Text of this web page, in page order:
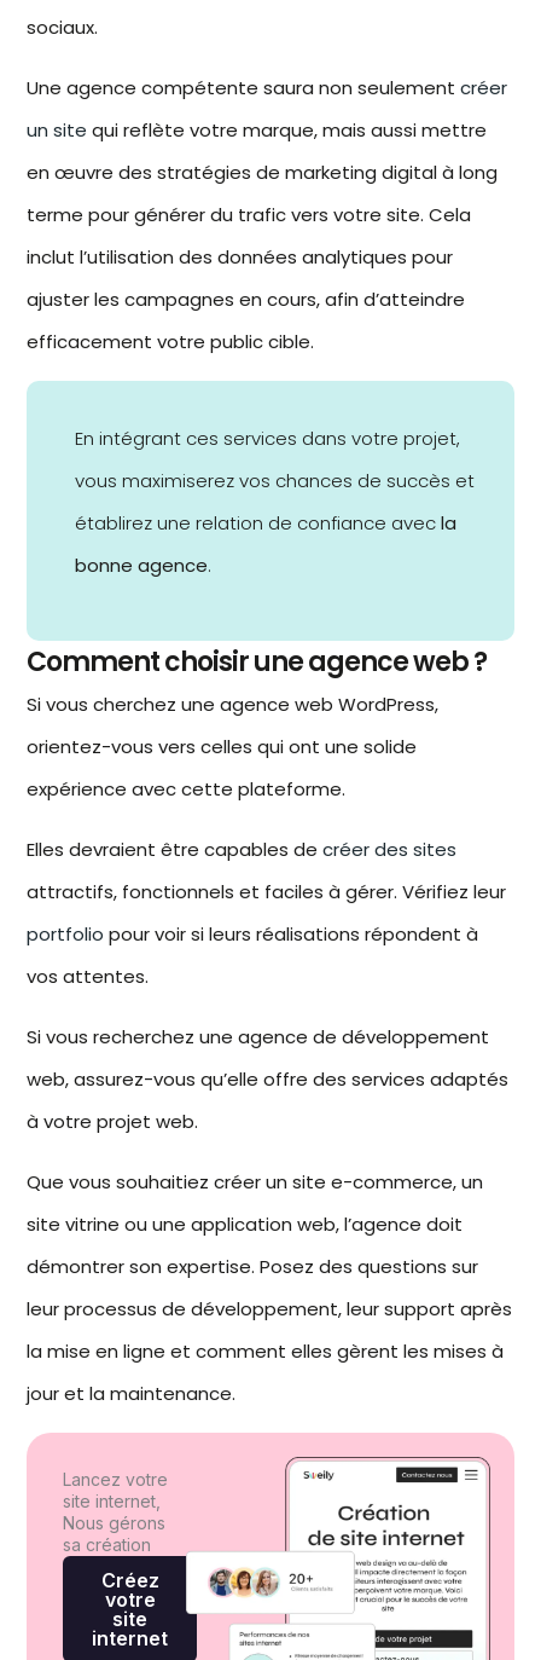
sociaux.
Une agence compétente saura non seulementcréer
un site qui reflète votre marque, mais aussi mettre
en œuvre des stratégies de marketing digital àlong
terme pour générer du trafic vers votre site. Cela
inclut l’utilisation des données analytiques pour
ajuster les campagnes en cours, afin d’atteindre
efficacement votre public cible.
En intégrant ces services dans votre projet,
vous maximiserez vos chances de succès et
établirez une relation de confiance avecla
bonne agence.
Comment choisir une agence web ?
Si vous cherchez uneagence web WordPress,
orientez-vous vers celles qui ont une solide
expérience avec cette plateforme.
Elles devraient être capables decréer des sites
attractifs, fonctionnels et faciles à gérer. Vérifiez leur
portfolio pour voir si leurs réalisations répondent à
vos attentes.
Si vous recherchez uneagence de développement
web, assurez-vous qu’elle offre des services adaptés
à votreprojet web.
Que vous souhaitiez créer un site e-commerce, un
site vitrine ou une application web, l’agence doit
démontrer son expertise. Posez des questions sur
leur processus de développement, leur support après
la mise en ligne et comment elles gèrent les mises à
jour et la maintenance.
Lancez votre
site internet,
Nous gérons
sa création
Créez
votre
site
internet